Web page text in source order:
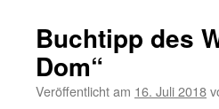
Buchtipp des
Dom“
Veröffentlicht am 16. Juli 2018